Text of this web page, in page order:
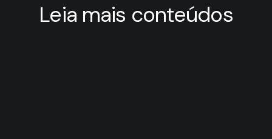
Leia mais conteúdos